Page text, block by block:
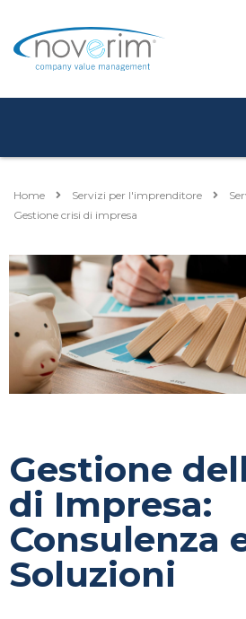
Home Servizi per l'imprenditore
Gestione crisi di impresa
Gestione
di Impresa:
Consulenza
Soluzioni